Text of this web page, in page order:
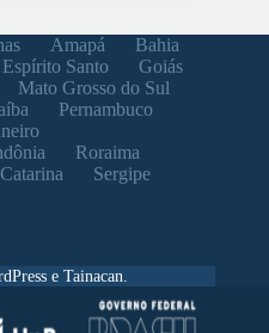
Amapá
Bahia
Espírito Santo
Goiás
Mato Grosso do Sul
Pernambuco
Roraima
Sergipe
e Tainacan.